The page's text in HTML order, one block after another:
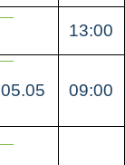
13:00
05.05 09:00